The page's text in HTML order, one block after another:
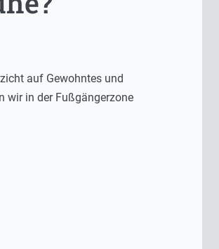
auf Gewohntes und
wir in der Fußgängerzone